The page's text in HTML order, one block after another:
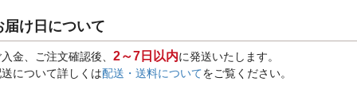
届け日について
金、ご注文確認後、 2～7日以内に発送いたします。
について詳しくは配送・送料についてをご覧ください。